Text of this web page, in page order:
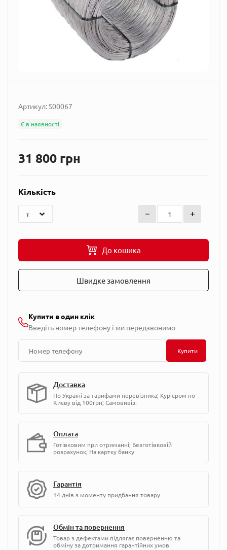
Артикул:S00067
Є в наявності
31 800 грн
Кількість
До кошика
Швидке замовлення
Купити в один клік
Введіть номер телефону і ми передзвонимо
Купити
Доставка
По Україні за тарифами перевізника; Кур'єром по
Києву від 100грн; Самовивіз.
Оплата
Готівковим при отриманні; Безготівковій
розрахунок; На картку банку
Гарантія
14 днів з моменту придбання товару
Обмін та повернення
Товар з дефектами підлягає поверненню та
обміну за дотримання гарантійних умов